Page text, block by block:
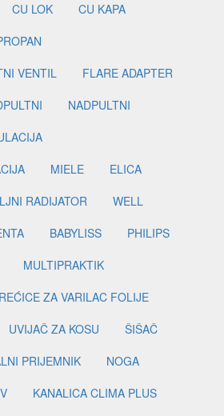
CU LOK
CU KAPA
VENTIL
FLARE ADAPTER
NADPULTNI
MIELE
ELICA
RADIJATOR
WELL
BABYLISS
PHILIPS
MULTIPRAKTIK
ZA VARILAC FOLIJE
UVIJAČ ZA KOSU
ŠIŠAČ
PRIJEMNIK
NOGA
KANALICA CLIMA PLUS